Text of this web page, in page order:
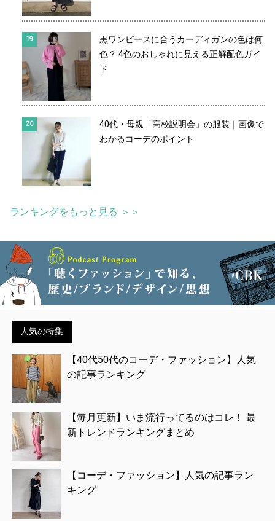
黒ワンピースに合うカーディガンの色は何
色？ 4色のおしゃれに見える正解配色ガイ
ド
40代・母親「高校説明会」の服装｜画像で
わかるコーデのポイント
ランキングをもっと見る ＞＞
人気の特集
【40代50代のコーデ・ファッション】人気
の記事ランキング
【毎月更新】いま流行ってるのはコレ！ 最
新トレンドランキングまとめ
【コーデ・ファッション】人気の記事ラン
キング